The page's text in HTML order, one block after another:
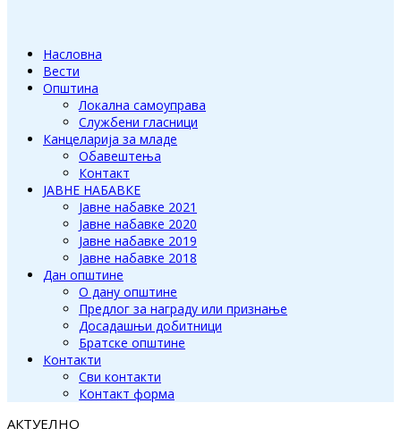
Насловна
Вести
Општина
Локална самоуправа
Службени гласници
Канцеларија за младе
Обавештења
Контакт
ЈАВНЕ НАБАВКЕ
Јавне набавке 2021
Јавне набавке 2020
Јавне набавке 2019
Јавне набавке 2018
Дан општине
О дану општине
Предлог за награду или признање
Досадашњи добитници
Братске општине
Контакти
Сви контакти
Контакт форма
АКТУЕЛНО